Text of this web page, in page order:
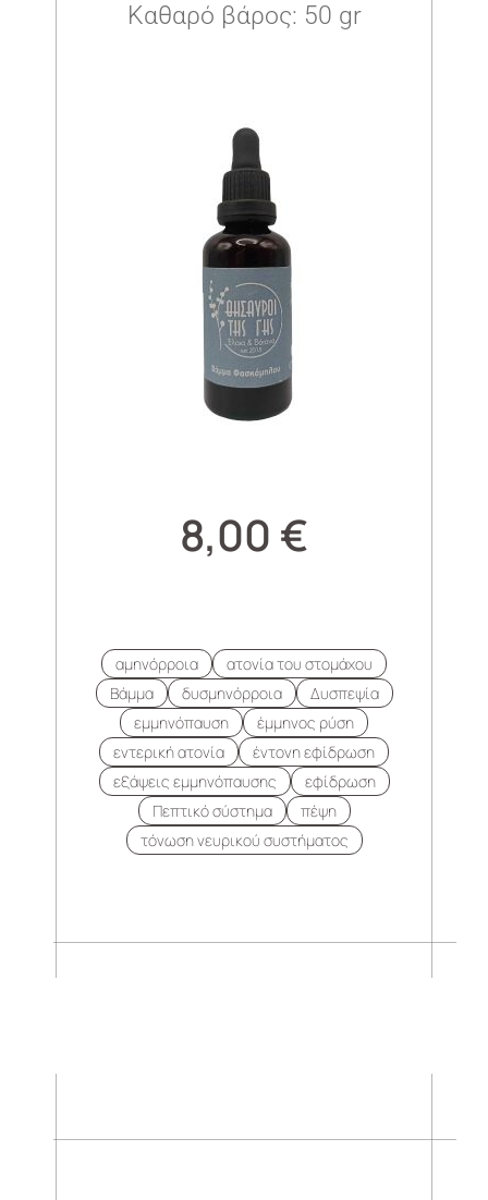
Καθαρό βάρος: 50 gr
8,00 €
αμηνόρροια
ατονία του στομάχου
Βάμμα
δυσμηνόρροια
Δυσπεψία
εμμηνόπαυση
έμμηνος ρύση
εντερική ατονία
έντονη εφίδρωση
εξάψεις εμμηνόπαυσης
εφίδρωση
Πεπτικό σύστημα
πέψη
τόνωση νευρικού συστήματος
.